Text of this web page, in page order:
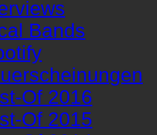
Bands
Of 2016
Of 2015